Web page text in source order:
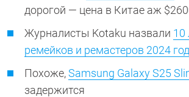
дорогой — цена в Китае аж
Журналисты Kotaku назвали 10
ремейков и ремастеров 2024
Похоже,Samsung Galaxy S25
задержится